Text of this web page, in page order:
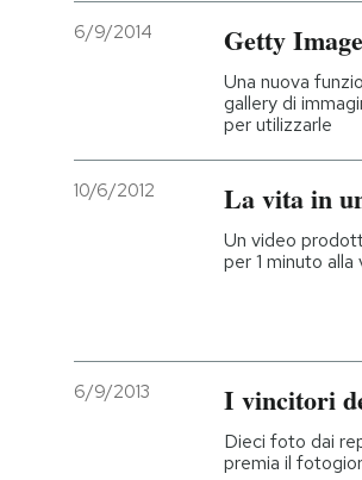
6/9/2014 Getty
Una nuova
gallery di
per utilizzarle
10/6/2012 La vita in
Un video
per 1 minuto
6/9/2013 I vincitori
Dieci foto dai
premia il